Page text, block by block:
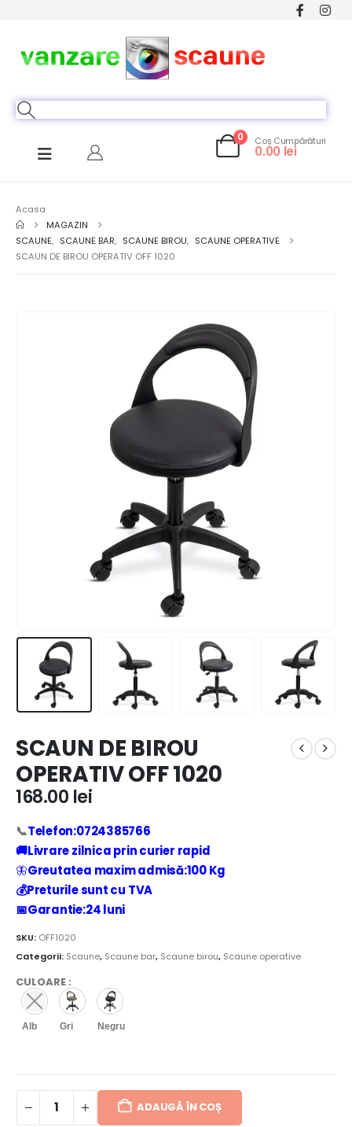
0 Coș Cumpărături
0.00 lei
Acasa
MAGAZIN
SCAUNE, SCAUNE BAR, SCAUNE BIROU, SCAUNE OPERATIVE
SCAUN DE BIROU OPERATIV OFF 1020
SCAUN DE BIROU
OPERATIV OFF 1020
168.00 lei
📞Telefon:0724385766
🚚Livrare zilnica prin curier rapid
🦋Greutatea maxim admisă:100 Kg
💰Preturile sunt cu TVA
📅Garantie:24 luni
SKU: OFF1020
Categorii: Scaune, Scaune bar, Scaune birou, Scaune operative
CULOARE :
Alb Gri Negru
ADAUGĂ ÎN COȘ